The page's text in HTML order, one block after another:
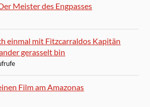
Meister des Engpasses
einmal mit Fitzcarraldos Kapitän
gerasselt bin
Film am Amazonas